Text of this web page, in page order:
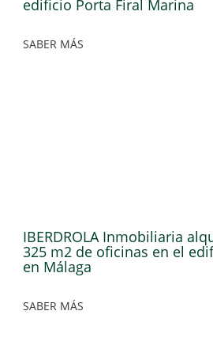
edificio Porta Firal Marina
SABER MÁS
IBERDROLA Inmobiliaria
325 m2 de oficinas en el
en Málaga
SABER MÁS